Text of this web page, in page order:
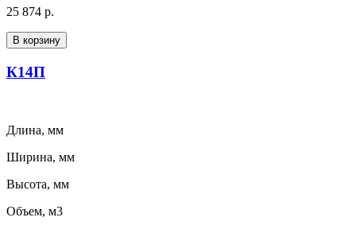
25 874 р.
В корзину
К14П
Длина, мм
Ширина, мм
Высота, мм
Объем, м3